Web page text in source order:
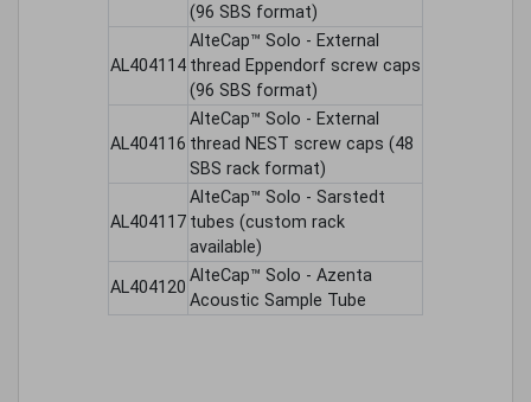
(96 SBS format)
AL404114
AlteCap™ Solo - External
thread Eppendorf screw caps
(96 SBS format)
AL404116
AlteCap™ Solo - External
thread NEST screw caps (48
SBS rack format)
AL404117
AlteCap™ Solo - Sarstedt
tubes (custom rack
available)
AL404120
AlteCap™ Solo - Azenta
Acoustic Sample Tube